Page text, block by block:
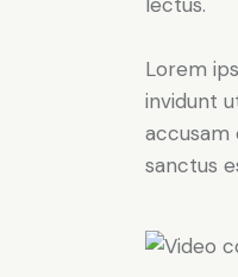
Lorem
invidunt
accusam
sanctus